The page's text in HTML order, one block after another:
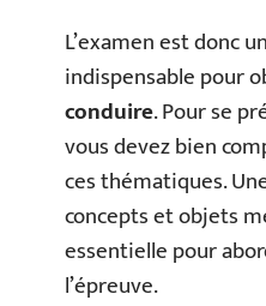
L’examen est donc
indispensable pour
conduire. Pour se
vous devez bien
ces thématiques.
concepts et objets
essentielle pour
l’épreuve.